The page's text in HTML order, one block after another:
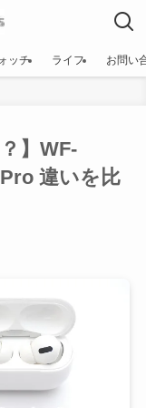
ッチ ライフ お問い
】WF-
違いを比